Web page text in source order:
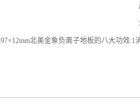
北美金象负离子地板的八大功